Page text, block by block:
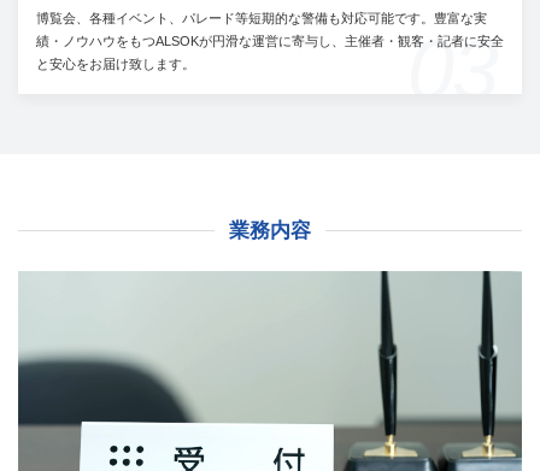
03
博覧会、各種イベント、パレード等短期的な警備も対応可能です。豊富な実
績・ノウハウをもつALSOKが円滑な運営に寄与し、主催者・観客・記者に安全
と安心をお届け致します。
業務内容